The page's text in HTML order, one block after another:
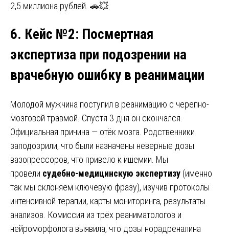
2,5 миллиона рублей. 🚗💥
6. Кейс №2: Посмертная
экспертиза при подозрении на
врачебную ошибку в реанимации
Молодой мужчина поступил в реанимацию с черепно-
мозговой травмой. Спустя 3 дня он скончался.
Официальная причина — отёк мозга. Родственники
заподозрили, что были назначены неверные дозы
вазопрессоров, что привело к ишемии. Мы
провели судебно-медицинскую экспертизу (именно
так мы склоняем ключевую фразу), изучив протоколы
интенсивной терапии, карты мониторинга, результаты
анализов. Комиссия из трёх реаниматологов и
нейроморфолога выявила, что дозы норадреналина